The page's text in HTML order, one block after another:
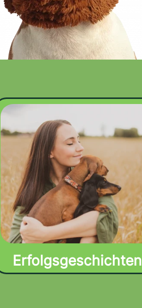
Erfolgsgeschichten